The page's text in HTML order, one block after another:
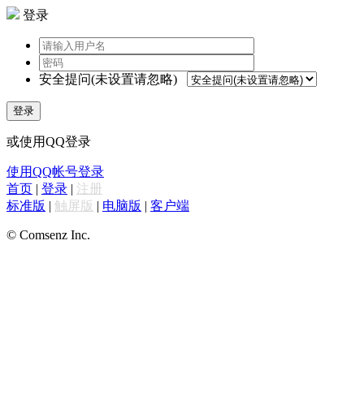
登录
安全提问(未设置请忽略)
登录
或使用QQ登录
使用QQ帐号登录
首页 | 登录 | 注册
标准版 | 触屏版 | 电脑版 | 客户端
© Comsenz Inc.